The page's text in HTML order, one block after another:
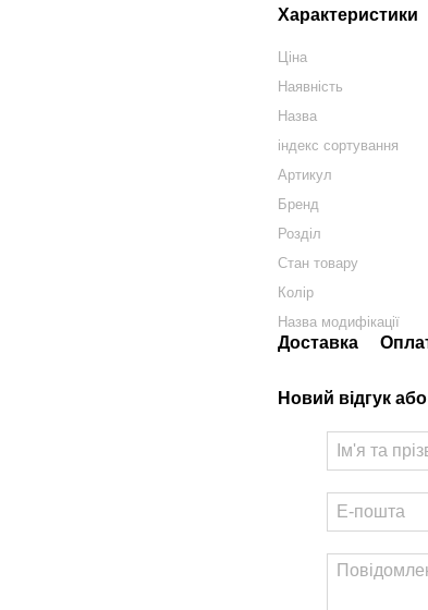
Характеристики
Ціна
Наявність
Назва
індекс сортування
Артикул
Бренд
Розділ
Стан товару
Колір
Назва модифікації
Доставка
Новий відгук